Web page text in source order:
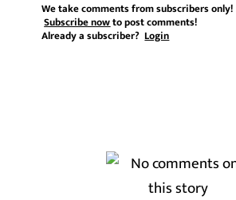
We take comments from subscribers only!
Subscribe nowto post comments!
Already a subscriber?Login